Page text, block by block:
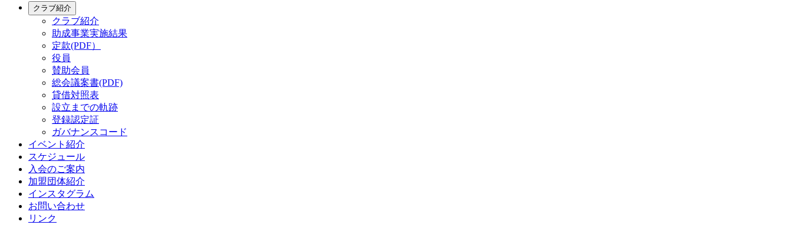
クラブ紹介
クラブ紹介
助成事業実施結果
定款(PDF）
役員
賛助会員
総会議案書(PDF)
貸借対照表
設立までの軌跡
登録認定証
ガバナンスコード
イベント紹介
スケジュール
入会のご案内
加盟団体紹介
インスタグラム
お問い合わせ
リンク